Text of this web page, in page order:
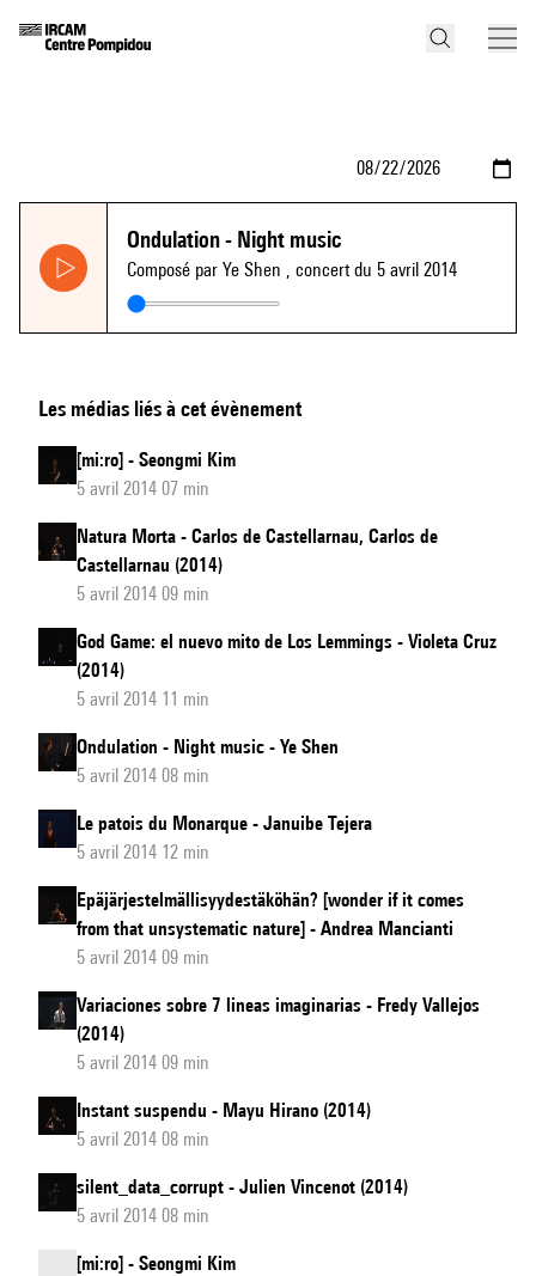
Ondulation - Night music
Composé par Ye Shen , concert du 5 avril 2014
Les médias liés à cet évènement
[mi:ro] - Seongmi Kim
5 avril 2014 07 min
Natura Morta - Carlos de Castellarnau, Carlos de
Castellarnau (2014)
5 avril 2014 09 min
God Game: el nuevo mito de Los Lemmings - Violeta Cruz
(2014)
5 avril 2014 11 min
Ondulation - Night music - Ye Shen
5 avril 2014 08 min
Le patois du Monarque - Januibe Tejera
5 avril 2014 12 min
Epäjärjestelmällisyydestäköhän? [wonder if it comes
from that unsystematic nature] - Andrea Mancianti
5 avril 2014 09 min
Variaciones sobre 7 lineas imaginarias - Fredy Vallejos
(2014)
5 avril 2014 09 min
Instant suspendu - Mayu Hirano (2014)
5 avril 2014 08 min
silent_data_corrupt - Julien Vincenot (2014)
5 avril 2014 08 min
[mi:ro] - Seongmi Kim